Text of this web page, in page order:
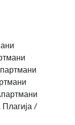
/